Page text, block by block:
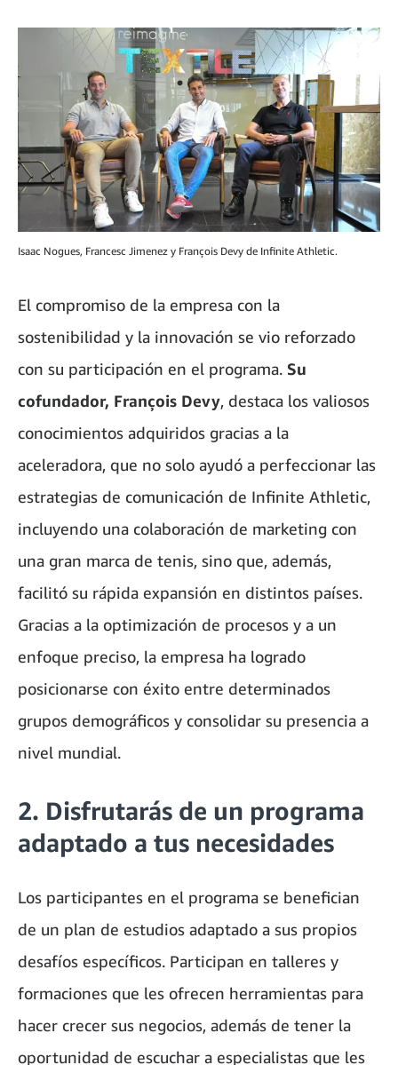
Isaac Nogues, Francesc Jimenez y François Devy de Infinite Athletic.
El compromiso de la empresa con la
sostenibilidad y la innovación se vio reforzado
con su participación en el programa. Su
cofundador, François Devy, destaca los valiosos
conocimientos adquiridos gracias a la
aceleradora, que no solo ayudó a perfeccionar las
estrategias de comunicación de Infinite Athletic,
incluyendo una colaboración de marketing con
una gran marca de tenis, sino que, además,
facilitó su rápida expansión en distintos países.
Gracias a la optimización de procesos y a un
enfoque preciso, la empresa ha logrado
posicionarse con éxito entre determinados
grupos demográficos y consolidar su presencia a
nivel mundial.
2. Disfrutarás de un programa
adaptado a tus necesidades
Los participantes en el programa se benefician
de un plan de estudios adaptado a sus propios
desafíos específicos. Participan en talleres y
formaciones que les ofrecen herramientas para
hacer crecer sus negocios, además de tener la
oportunidad de escuchar a especialistas que les